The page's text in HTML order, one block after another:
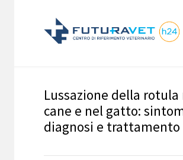
Lussazione della rotula
cane e nel gatto:
diagnosi e trattamento